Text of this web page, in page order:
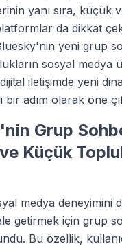
yanı sıra, küçük
da dikkat
yeni grup
sosyal medya
iletişimde yeni
bir adım olarak öne
Grup
Küçük
medya deneyimini
getirmek için grup
Bu özellik,